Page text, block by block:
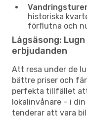
historiska
förflutna och
Lågsäsong:
erbjudanden
Att resa under de
bättre priser och
perfekta tillfället
lokalinvånare – i
tenderar att vara